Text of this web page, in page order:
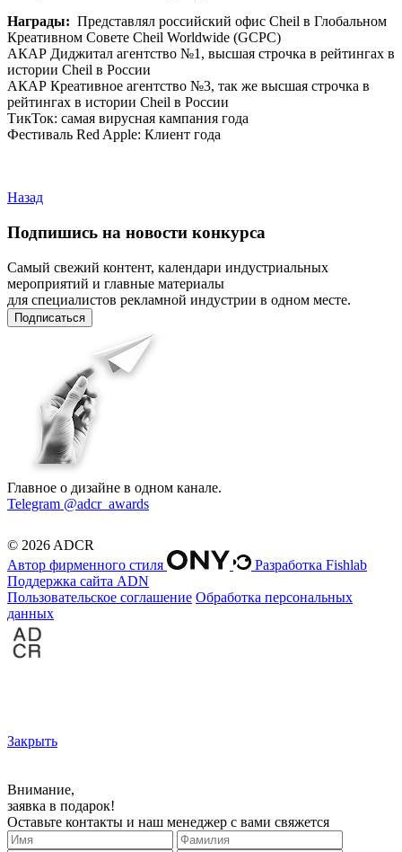
Награды: Представлял российский офис Cheil в Глобальном
Креативном Совете Cheil Worldwide (GCPC)
АКАР Диджитал агентство №1, высшая строчка в рейтингах в
истории Cheil в России
АКАР Креативное агентство №3, так же высшая строчка в
рейтингах в истории Cheil в России
ТикТок: самая вирусная кампания года
Фестиваль Red Apple: Клиент года
Назад
Подпишись на новости конкурса
Самый свежий контент, календари индустриальных
мероприятий и главные материалы
для специалистов рекламной индустрии в одном месте.
Подписаться
Главное о дизайне в одном канале.
Telegram @adcr_awards
© 2026 ADCR
Автор фирменного стиля
Разработка Fishlab
Поддержка сайта ADN
Пользовательское соглашение Обработка персональных
данных
Закрыть
Внимание,
заявка в подарок!
Оставьте контакты и наш менеджер с вами свяжется